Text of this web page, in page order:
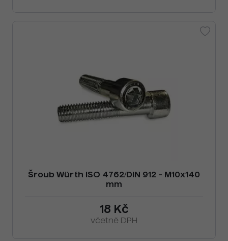
Šroub Würth ISO 4762/DIN 912 - M10x140
mm
18 Kč
včetně DPH